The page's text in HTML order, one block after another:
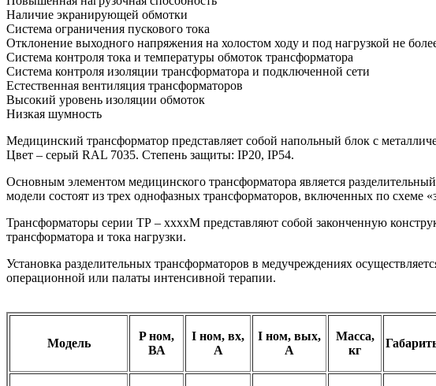
Наличие экранирующей обмотки
Система ограничения пускового тока
Отклонение выходного напряжения на холостом ходу и под нагрузкой не
Система контроля тока и температуры обмоток трансформатора
Система контроля изоляции трансформатора и подключенной сети
Естественная вентиляция трансформаторов
Высокий уровень изоляции обмоток
Низкая шумность
Медицинский трансформатор представляет собой напольный блок с
Цвет – серый RAL 7035. Степень защиты: IP20, IP54.
Основным элементом медицинского трансформатора является
модели состоят из трех однофазных трансформаторов, включенных по схеме
Трансформаторы серии ТР – ххххМ представляют собой законченную
трансформатора и тока нагрузки.
Установка разделительных трансформаторов в медучреждениях
операционной или палаты интенсивной терапии.
Модель
P ном,
ВА
I ном, вх,
A
I ном, вых,
A
Масса,
кг